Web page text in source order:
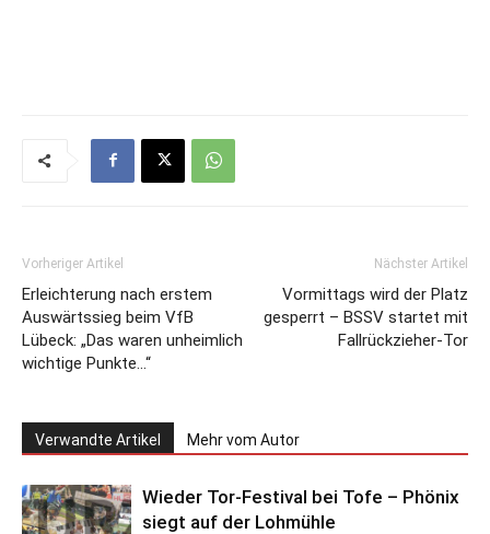
Vorheriger Artikel
Erleichterung nach erstem
Auswärtssieg beim VfB
Lübeck: „Das waren unheimlich
wichtige Punkte…“
Nächster Artikel
Vormittags wird der Platz
gesperrt – BSSV startet mit
Fallrückzieher-Tor
Verwandte Artikel Mehr vom Autor
Wieder Tor-Festival bei Tofe – Phönix
siegt auf der Lohmühle